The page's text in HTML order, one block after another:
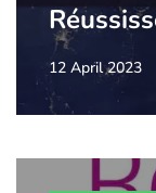
12 April 2023